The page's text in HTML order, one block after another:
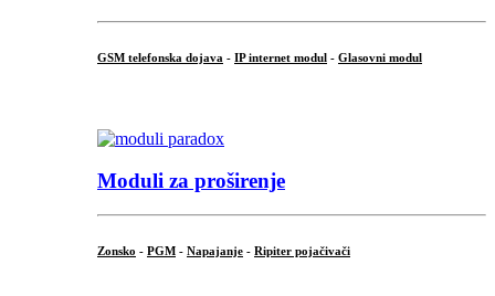
GSM telefonska dojava - IP internet modul - Glasovni modul
Moduli za proširenje
Zonsko - PGM - Napajanje - Ripiter pojačivači